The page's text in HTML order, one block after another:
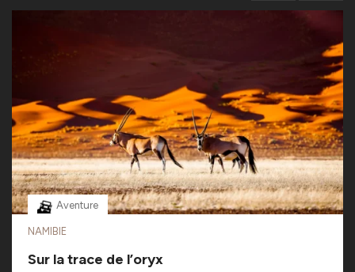
Aventure
NAMIBIE
Sur la trace de l’oryx